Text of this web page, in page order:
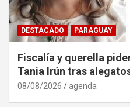
DESTACADO PARAGUAY
Fiscalía y querella
Tania Irún tras
08/08/2026 agenda